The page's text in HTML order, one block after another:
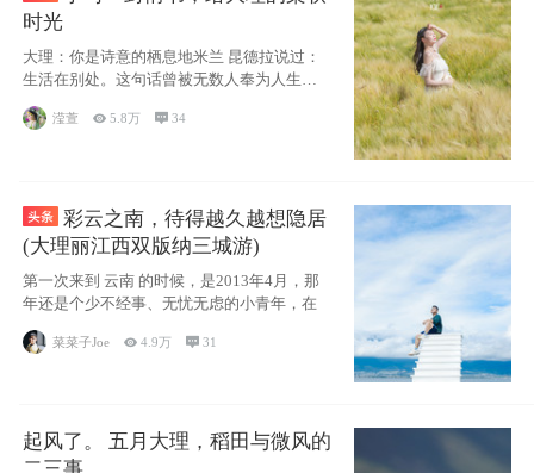
时光
大理：你是诗意的栖息地米兰 昆德拉说过：
生活在别处。这句话曾被无数人奉为人生信
条，并
滢萱 5.8万 34
彩云之南，待得越久越想隐居
(大理丽江西双版纳三城游)
第一次来到 云南 的时候，是2013年4月，那
年还是个少不经事、无忧无虑的小青年，在
菜菜子Joe 4.9万  31
起风了。 五月大理，稻田与微风的